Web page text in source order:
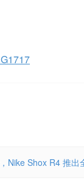
Nike Shox R4 推出